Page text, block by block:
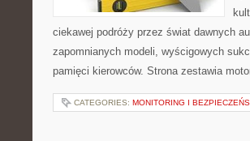
ciekawej podróży przez świat dawnych
zapomnianych modeli, wyścigowych
pamięci kierowców. Strona zestawia
CATEGORIES: MONITORING I